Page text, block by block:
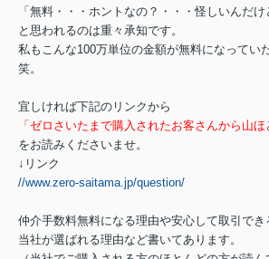
「無料・・・ホントなの？・・・怪しいんだけ
と思われるのは重々承知です。
私もこんな100万単位の金額が無料になってい
笑。
宜しければ下記のリンクから
「ゼロさいたまで購入されたお客さんから山ほ
をお読みくださいませ。
↓リンク
//www.zero-saitama.jp/question/
仲介手数料無料になる理由や安心して取引でき
当社が選ばれる理由など書いてあります。